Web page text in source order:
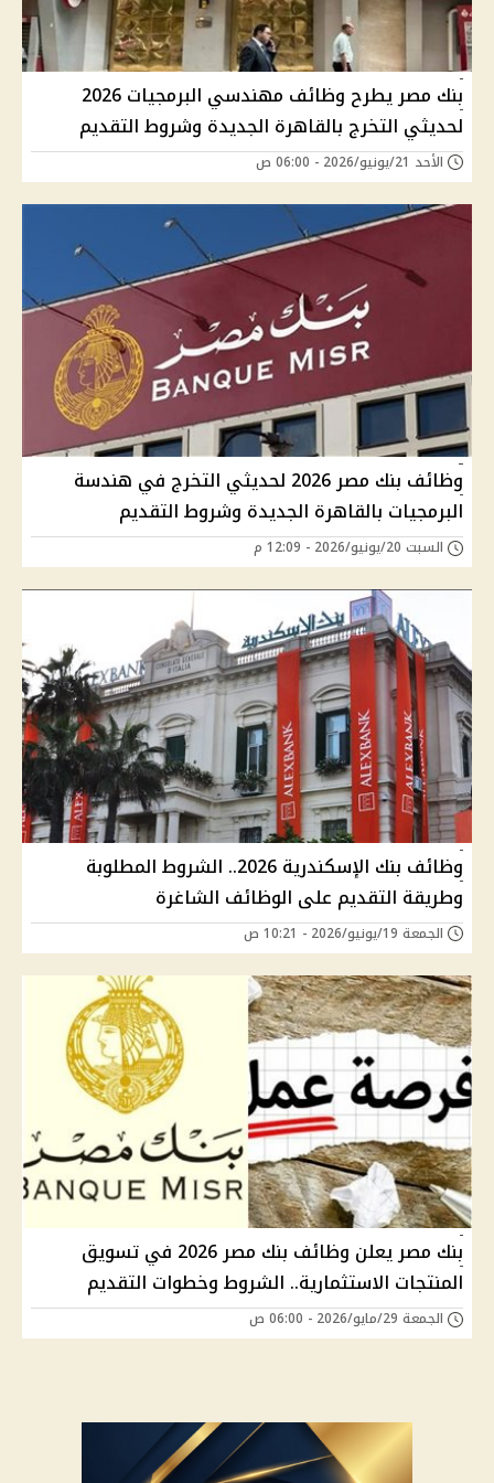
بنك مصر يطرح وظائف مهندسي البرمجيات 2026
لحديثي التخرج بالقاهرة الجديدة وشروط التقديم
الأحد 21/يونيو/2026 - 06:00 ص
وظائف بنك مصر 2026 لحديثي التخرج في هندسة
البرمجيات بالقاهرة الجديدة وشروط التقديم
السبت 20/يونيو/2026 - 12:09 م
وظائف بنك الإسكندرية 2026.. الشروط المطلوبة
وطريقة التقديم على الوظائف الشاغرة
الجمعة 19/يونيو/2026 - 10:21 ص
بنك مصر يعلن وظائف بنك مصر 2026 في تسويق
المنتجات الاستثمارية.. الشروط وخطوات التقديم
الجمعة 29/مايو/2026 - 06:00 ص